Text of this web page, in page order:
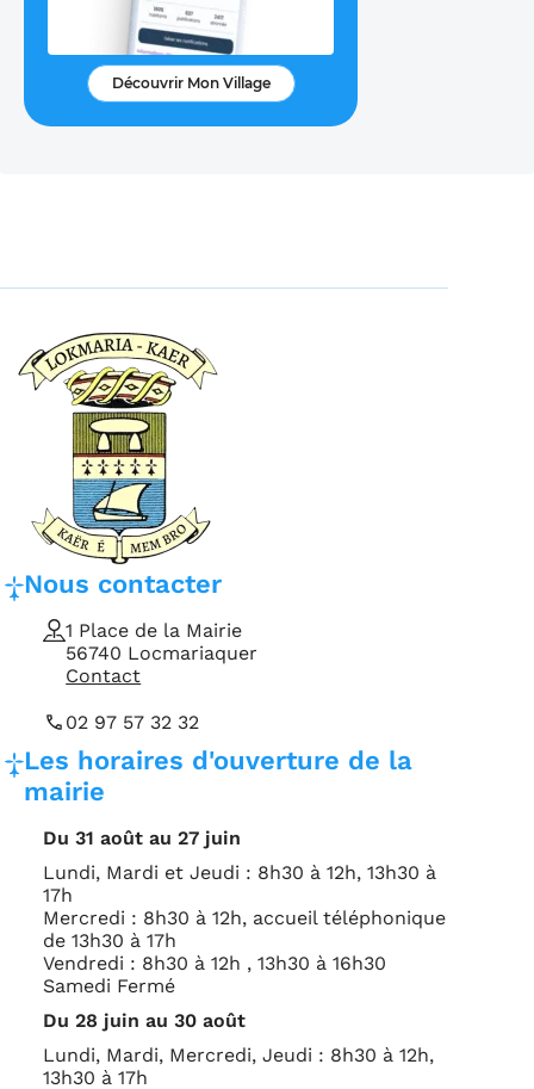
Découvrir Mon Village
Coordonnées et horaires d'ouverture de la mairie
Adresse, téléphone et e-mail
Nous contacter
1 Place de la Mairie
56740 Locmariaquer
Contact
02 97 57 32 32
Horaires d'ouverture
Les horaires d'ouverture de la
mairie
Du 31 août au 27 juin
Lundi, Mardi et Jeudi : 8h30 à 12h, 13h30 à
17h
Mercredi : 8h30 à 12h, accueil téléphonique
de 13h30 à 17h
Vendredi : 8h30 à 12h , 13h30 à 16h30
Samedi Fermé
Du 28 juin au 30 août
Lundi, Mardi, Mercredi, Jeudi : 8h30 à 12h,
13h30 à 17h